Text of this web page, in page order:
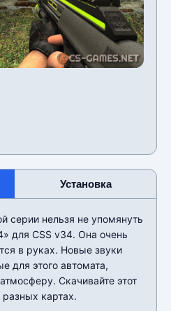
Установка
серии нельзя не упомянуть
для CSS v34. Она очень
в руках. Новые звуки
для этого автомата,
Скачивайте этот
картах.